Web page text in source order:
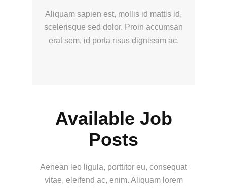
Aliquam sapien est, mollis id mattis id,
scelerisque sed dolor. Proin accumsan
erat sem, id porta risus dignissim ac.
Available Job
Posts
Aenean leo ligula, porttitor eu, consequat
vitae, eleifend ac, enim. Aliquam lorem